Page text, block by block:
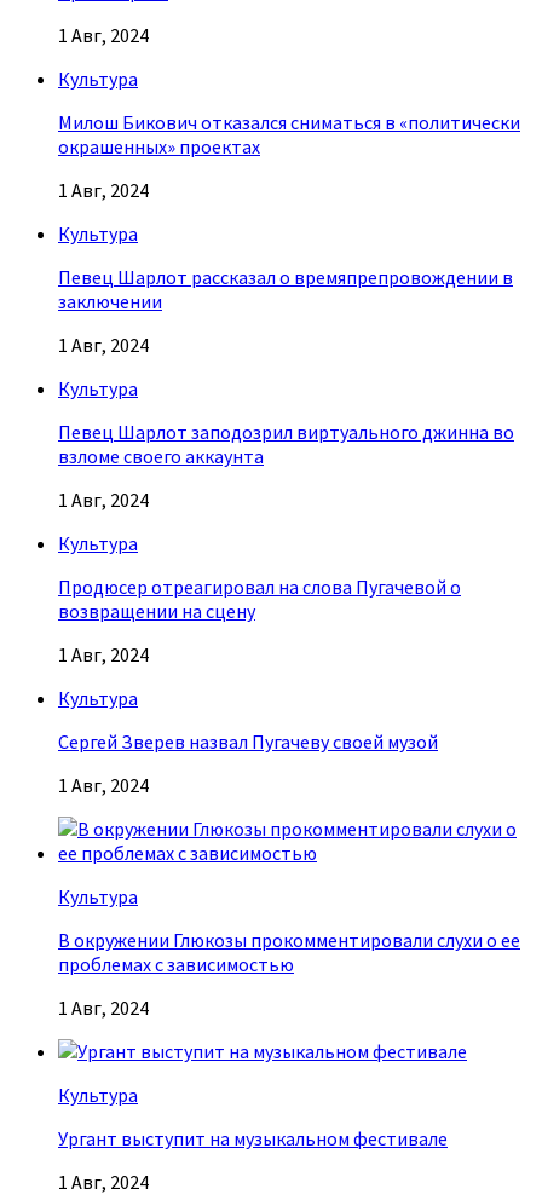
1 Авг, 2024
Культура
Милош Бикович отказался сниматься в «политически
окрашенных» проектах
1 Авг, 2024
Культура
Певец Шарлот рассказал о времяпрепровождении в
заключении
1 Авг, 2024
Культура
Певец Шарлот заподозрил виртуального джинна во
взломе своего аккаунта
1 Авг, 2024
Культура
Продюсер отреагировал на слова Пугачевой о
возвращении на сцену
1 Авг, 2024
Культура
Сергей Зверев назвал Пугачеву своей музой
1 Авг, 2024
Культура
В окружении Глюкозы прокомментировали слухи о ее
проблемах с зависимостью
1 Авг, 2024
Культура
Ургант выступит на музыкальном фестивале
1 Авг, 2024